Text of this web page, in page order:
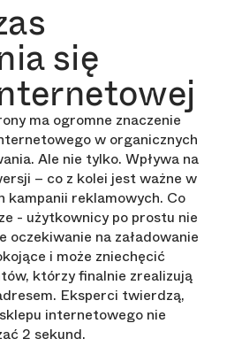
się
ma ogromne znaczenie
w organicznych
Ale nie tylko. Wpływa na
– co z kolei jest ważne w
kampanii reklamowych. Co
- użytkownicy po prostu nie
oczekiwanie na załadowanie
i może zniechęcić
którzy finalnie zrealizują
Eksperci twierdzą,
internetowego nie
2 sekund.